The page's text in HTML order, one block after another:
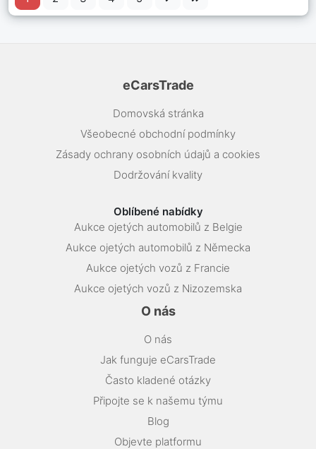
eCarsTrade
Domovská stránka
Všeobecné obchodní podmínky
Zásady ochrany osobních údajů a cookies
Dodržování kvality
Oblíbené nabídky
Aukce ojetých automobilů z Belgie
Aukce ojetých automobilů z Německa
Aukce ojetých vozů z Francie
Aukce ojetých vozů z Nizozemska
O nás
O nás
Jak funguje eCarsTrade
Často kladené otázky
Připojte se k našemu týmu
Blog
Objevte platformu